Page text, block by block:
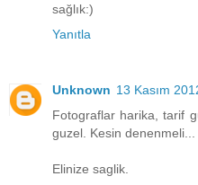
sağlık:)
Yanıtla
Unknown 13 Kasım
Fotograflar harika, tarif
guzel. Kesin denenmeli...
Elinize saglik.